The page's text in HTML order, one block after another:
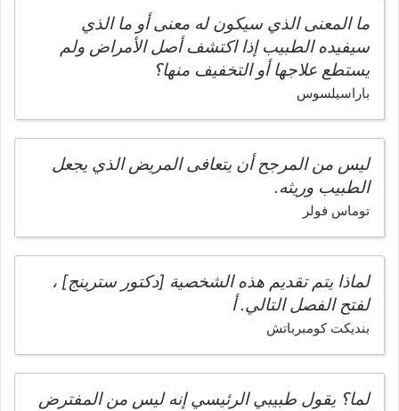
ما المعنى الذي سيكون له معنى أو ما الذي
سيفيده الطبيب إذا اكتشف أصل الأمراض ولم
يستطع علاجها أو التخفيف منها؟
باراسيلسوس
ليس من المرجح أن يتعافى المريض الذي يجعل
الطبيب وريثه.
توماس فولر
لماذا يتم تقديم هذه الشخصية [دكتور سترينج] ،
لفتح الفصل التالي. أ
بنديكت كومبرباتش
لما؟ يقول طبيبي الرئيسي إنه ليس من المفترض